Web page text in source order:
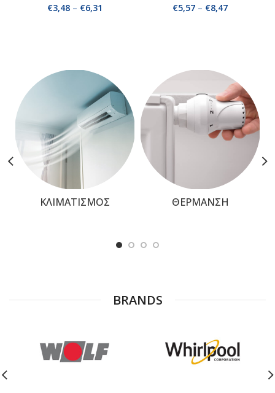
€3,48 – €6,31 €5,57 – €8,47
ΚΛΙΜΑΤΙΣΜΟΣ ΘΕΡΜΑΝΣΗ
BRANDS